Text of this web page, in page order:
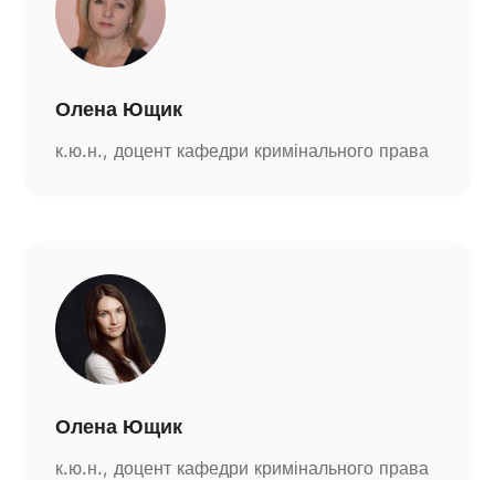
Олена Ющик
к.ю.н., доцент кафедри кримінального права
Олена Ющик
к.ю.н., доцент кафедри кримінального права